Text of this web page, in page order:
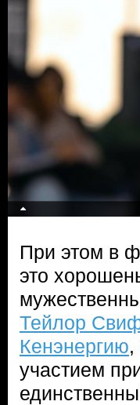
При этом в
это
Тейлор
Кенэнергию,
участием